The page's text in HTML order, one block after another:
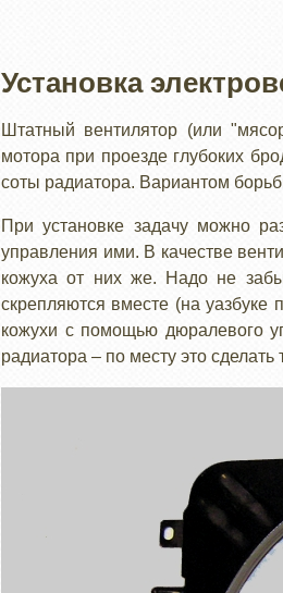
Установка
Штатный вентилятор (или
мотора при проезде глубоких
соты радиатора. Вариантом
При установке задачу можно
управления ими. В качестве
кожуха от них же. Надо не
скрепляются вместе (на уазбуке
кожухи с помощью дюралевого
радиатора – по месту это